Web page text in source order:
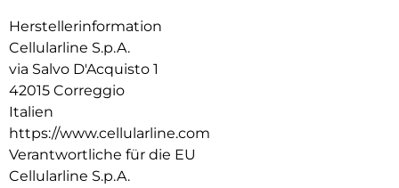
Herstellerinformation
Cellularline S.p.A.
via Salvo D'Acquisto 1
42015 Correggio
Italien
https://www.cellularline.com
Verantwortliche für die EU
Cellularline S.p.A.